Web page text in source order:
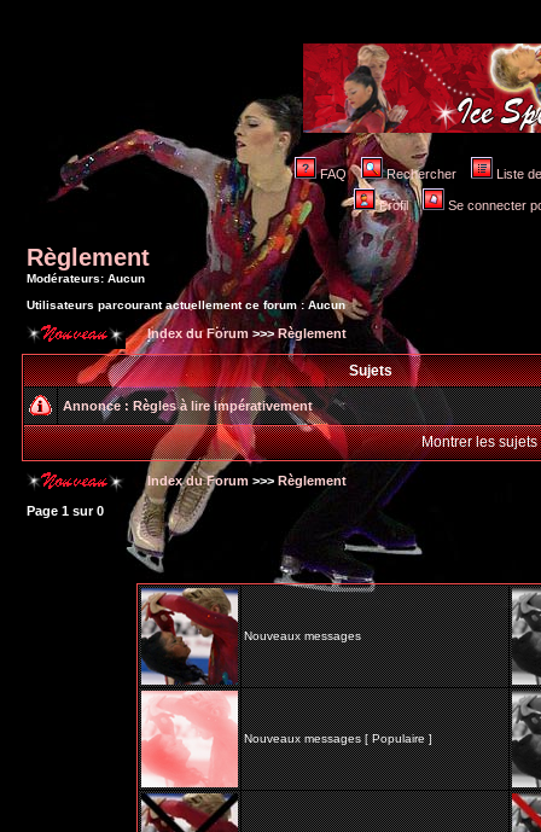
FAQ Rechercher Liste
Profil Se connecter
Règlement
Modérateurs: Aucun
Utilisateurs parcourant actuellement ce forum : Aucun
Index du Forum >>>Règlement
Sujets
Annonce : Règles à lire impérativement
Montrer les
Index du Forum >>> Règlement
Page 1 sur0
Nouveaux messages
Nouveaux messages [ Populaire ]